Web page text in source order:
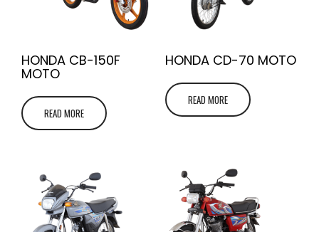
HONDA CB-150F
MOTO
READ MORE
HONDA CD-70 MOTO
READ MORE